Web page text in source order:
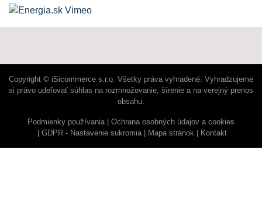
Copyright © iSicommerce s.r.o. Všetky práva vyhradené. Vyhradzujeme
si právo udeľovať súhlas na rozmnožovanie, šírenie a na verejný prenos
obsahu.
Podmienky používania
Ochrana osobných údajov a cookies
GDPR - Nastavenie sukromia
Mapa stránok Kontakt